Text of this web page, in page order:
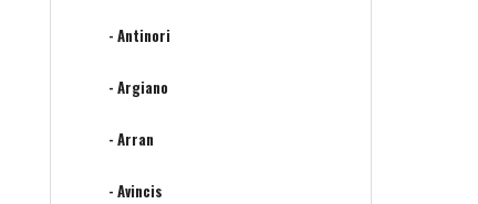
- Antinori
- Argiano
- Arran
- Avincis